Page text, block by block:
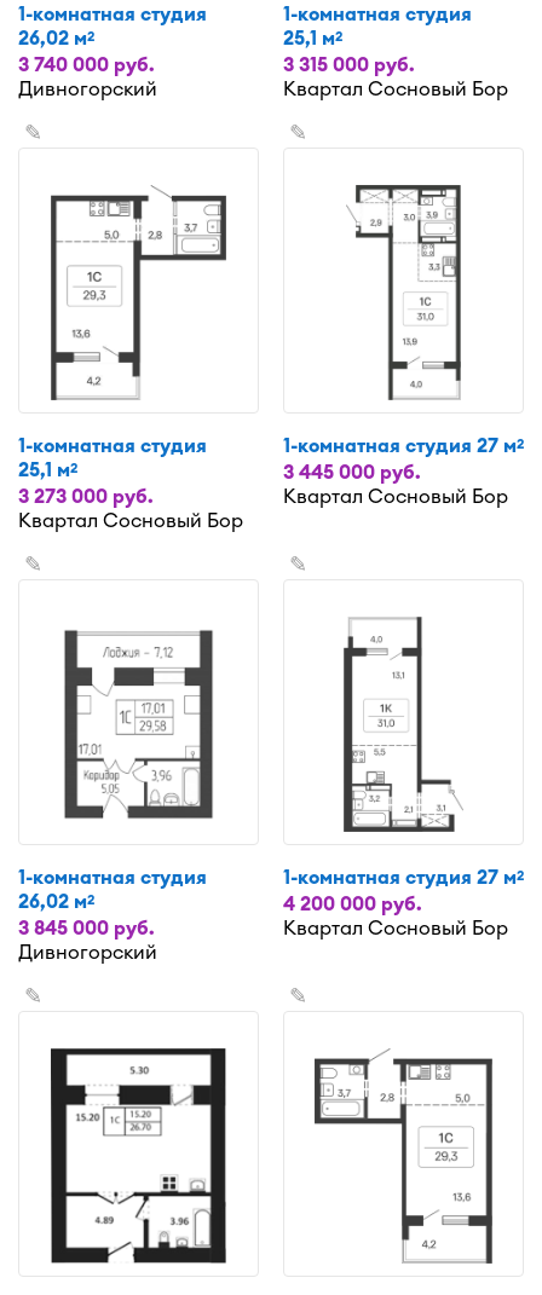
1-комнатная студия
26,02 м2
3 740 000 руб.
Дивногорский
1-комнатная студия
25,1 м2
3 315 000 руб.
Квартал Сосновый Бор
✎
1-комнатная студия
25,1 м2
3 273 000 руб.
Квартал Сосновый Бор
✎
1-комнатная студия 27 м2
3 445 000 руб.
Квартал Сосновый Бор
✎
1-комнатная студия
26,02 м2
3 845 000 руб.
Дивногорский
✎
1-комнатная студия 27 м2
4 200 000 руб.
Квартал Сосновый Бор
✎ ✎